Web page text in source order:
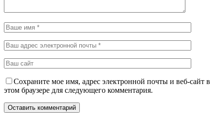
Сохраните мое имя, адрес электронной почты и веб-сайт в
этом браузере для следующего комментария.